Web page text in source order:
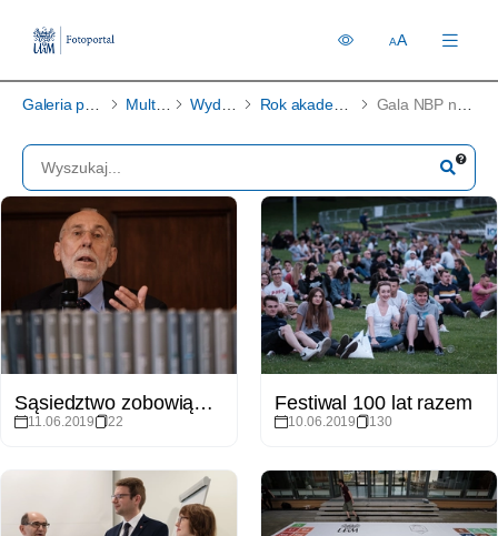
AA
Multimedia Wydarzenia Rok akademicki 2018/2019 Gala NBP na 100-lecie Uniwersytetu Poznańskiego
Sąsiedztwo zobowiązuje - 100 - lecie Filologii Germańskiej
11.06.2019 22
Festiwal 100 lat razem
10.06.2019 130